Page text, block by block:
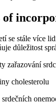
of
se stále více
důležitost
zařazování
cholesterolu